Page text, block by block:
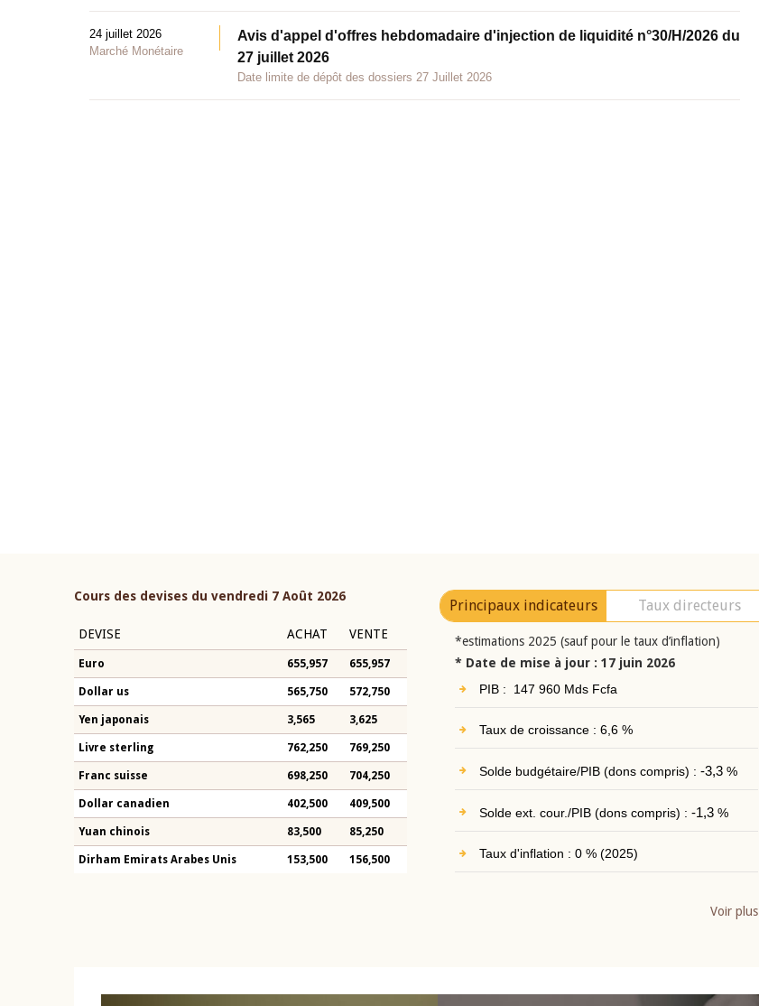
24 juillet 2026
Marché Monétaire
Avis d'appel d'offres hebdomadaire d'injection de liquidité n°30/H/2026 du
27 juillet 2026
Date limite de dépôt des dossiers 27 Juillet 2026
Cours des devises du vendredi 7 Août 2026
DEVISE ACHAT VENTE
Euro 655,957 655,957
Dollar us 565,750 572,750
Yen japonais 3,565 3,625
Livre sterling 762,250 769,250
Franc suisse 698,250 704,250
Dollar canadien 402,500 409,500
Yuan chinois 83,500 85,250
Dirham Emirats Arabes Unis 153,500 156,500
Principaux indicateurs Taux directeurs
*estimations 2025 (sauf pour le taux d’inflation)
* Date de mise à jour : 17 juin 2026
PIB : 147 960 Mds Fcfa
Taux de croissance : 6,6 %
Solde budgétaire/PIB (dons compris) : -3,3%
Solde ext. cour./PIB (dons compris) : -1,3%
Taux d'inflation : 0 % (2025)
Voir plus